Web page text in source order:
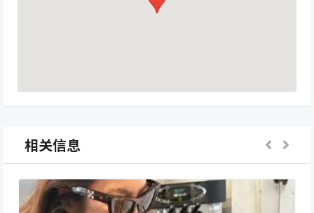
相关信息